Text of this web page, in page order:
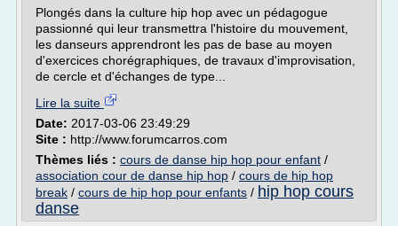
Plongés dans la culture hip hop avec un pédagogue
passionné qui leur transmettra l'histoire du mouvement,
les danseurs apprendront les pas de base au moyen
d'exercices chorégraphiques, de travaux d'improvisation,
de cercle et d'échanges de type...
Lire la suite
Date: 2017-03-06 23:49:29
Site : http://www.forumcarros.com
Thèmes liés : cours de danse hip hop pour enfant /
association cour de danse hip hop / cours de hip hop
break / cours de hip hop pour enfants / hip hop cours
danse